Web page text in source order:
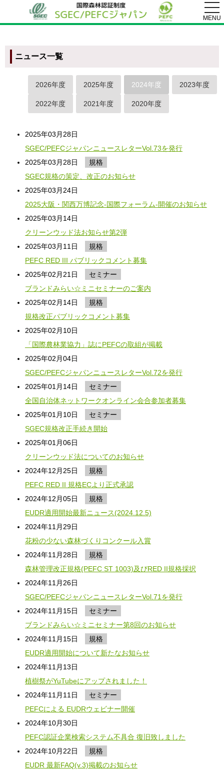
MENU
ニュース一覧
2026年度 2025年度 2024年度 2023年度
2022年度 2021年度 2020年度
2025年03月28日
SGEC/PEFCジャパンニュースレターVol.73を発行
2025年03月28日
規格
SGEC規格の策定、改正のお知らせ
2025年03月24日
2025⼤阪・関⻄万博記念-国際フォーラム-開催のお知らせ
2025年03月14日
クリーンウッド法お知らせ第2弾
2025年03月11日
規格
PEFC RED III パブリックコメント募集
2025年02月21日
セミナー
ブランドみらい☆ミニセミナーのご案内
2025年02月14日
規格
規格改正パブリックコメント募集
2025年02月10日
「国際農林業協力」誌にPEFCの取組が掲載
2025年02月04日
SGEC/PEFCジャパンニュースレターVol.72を発行
2025年01月14日
セミナー
全国自治体ネットワークオンライン会合参加者募集
2025年01月10日
セミナー
SGEC規格改正手続き開始
2025年01月06日
クリーンウッド法についてのお知らせ
2024年12月25日
規格
PEFC RED II 規格ECより正式承認
2024年12月05日
規格
EUDR適用開始最新ニュース(2024.12.5)
2024年11月29日
花粉の少ない森林づくりコンクール入賞
2024年11月28日
規格
森林管理改正規格(PEFC ST 1003)及びRED II規格採択
2024年11月26日
SGEC/PEFCジャパンニュースレターVol.71を発行
2024年11月15日
セミナー
ブランドみらい☆ミニセミナー第8回のお知らせ
2024年11月15日
規格
EUDR適用開始について新たなお知らせ
2024年11月13日
植樹祭がYuTubeにアップされました！
2024年11月11日
セミナー
PEFCによる EUDRウェビナー開催
2024年10月30日
PEFC認証企業検索システム不具合 復旧致しました
2024年10月22日
規格
EUDR 最新FAQ(v.3)掲載のお知らせ